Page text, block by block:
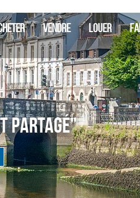
: IMMOBILIER
VENDRE LOUER
partagé"